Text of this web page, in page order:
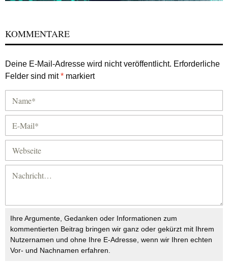
KOMMENTARE
Deine E-Mail-Adresse wird nicht veröffentlicht. Erforderliche
Felder sind mit* markiert
Ihre Argumente, Gedanken oder Informationen zum
kommentierten Beitrag bringen wir ganz oder gekürzt mit Ihrem
Nutzernamen und ohne Ihre E-Adresse, wenn wir Ihren echten
Vor- und Nachnamen erfahren.